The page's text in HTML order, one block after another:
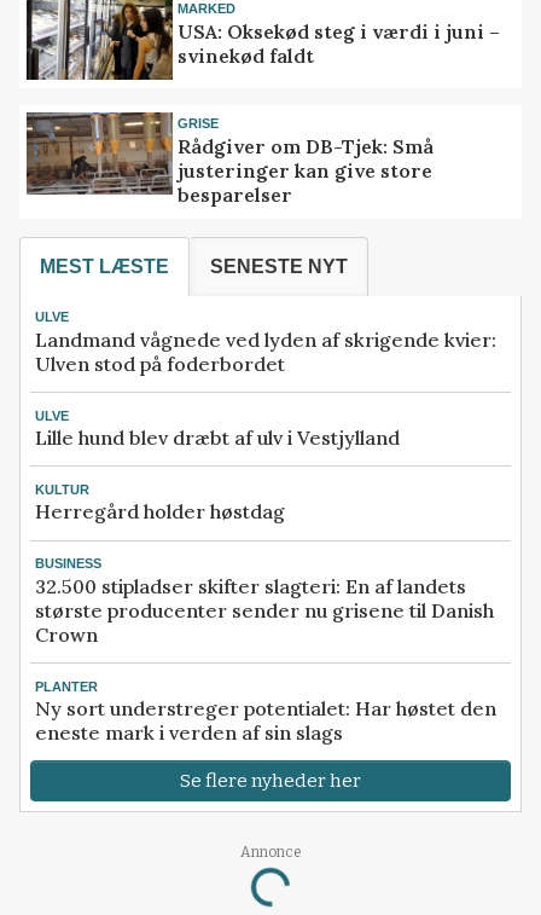
MARKED
USA: Oksekød steg i værdi i juni –
svinekød faldt
GRISE
Rådgiver om DB-Tjek: Små
justeringer kan give store
besparelser
MEST LÆSTE SENESTE NYT
ULVE
Landmand vågnede ved lyden af skrigende kvier:
Ulven stod på foderbordet
ULVE
Lille hund blev dræbt af ulv i Vestjylland
KULTUR
Herregård holder høstdag
BUSINESS
32.500 stipladser skifter slagteri: En af landets
største producenter sender nu grisene til Danish
Crown
PLANTER
Ny sort understreger potentialet: Har høstet den
eneste mark i verden af sin slags
Se flere nyheder her
Annonce
Loading...